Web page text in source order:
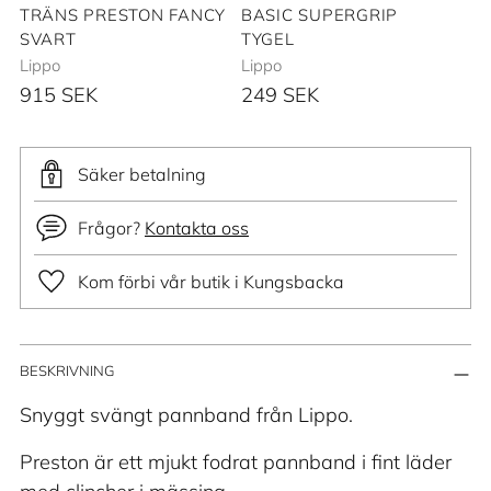
TRÄNS PRESTON FANCY
SVART
Lippo
915 SEK
BASIC SUPERGRIP
TYGEL
Lippo
249 SEK
Säker betalning
Frågor? Kontakta oss
Kom förbi vår butik i Kungsbacka
Lägger
till
produkt
din
BESKRIVNING
Snyggt svängt pannband från Lippo.
Preston är ett mjukt fodrat pannband i fint läder